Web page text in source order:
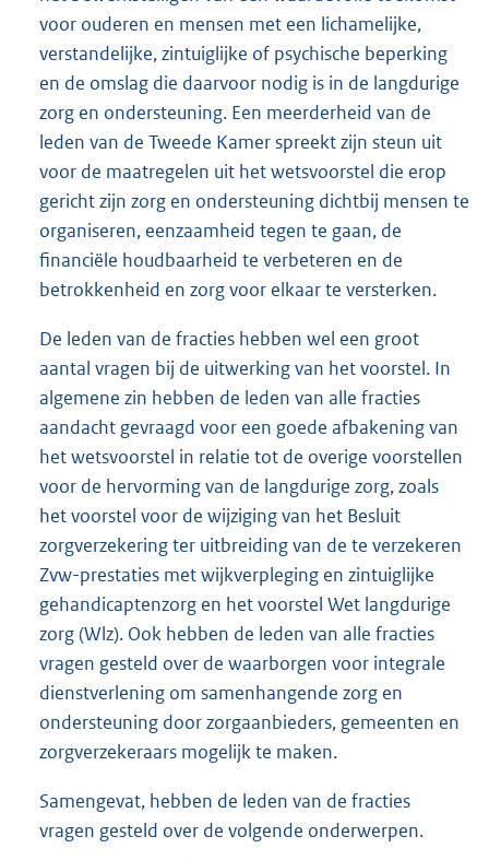
voor ouderen en mensen met een lichamelijke,
verstandelijke, zintuiglijke of psychische beperking
en de omslag die daarvoor nodig is in de langdurige
zorg en ondersteuning. Een meerderheid van de
leden van de Tweede Kamer spreekt zijn steun uit
voor de maatregelen uit het wetsvoorstel die erop
gericht zijn zorg en ondersteuning dichtbij mensen te
organiseren, eenzaamheid tegen te gaan, de
financiële houdbaarheid te verbeteren en de
betrokkenheid en zorg voor elkaar te versterken.
De leden van de fracties hebben wel een groot
aantal vragen bij de uitwerking van het voorstel. In
algemene zin hebben de leden van alle fracties
aandacht gevraagd voor een goede afbakening van
het wetsvoorstel in relatie tot de overige voorstellen
voor de hervorming van de langdurige zorg, zoals
het voorstel voor de wijziging van het Besluit
zorgverzekering ter uitbreiding van de te verzekeren
Zvw-prestaties met wijkverpleging en zintuiglijke
gehandicaptenzorg en het voorstel Wet langdurige
zorg (Wlz). Ook hebben de leden van alle fracties
vragen gesteld over de waarborgen voor integrale
dienstverlening om samenhangende zorg en
ondersteuning door zorgaanbieders, gemeenten en
zorgverzekeraars mogelijk te maken.
Samengevat, hebben de leden van de fracties
vragen gesteld over de volgende onderwerpen.